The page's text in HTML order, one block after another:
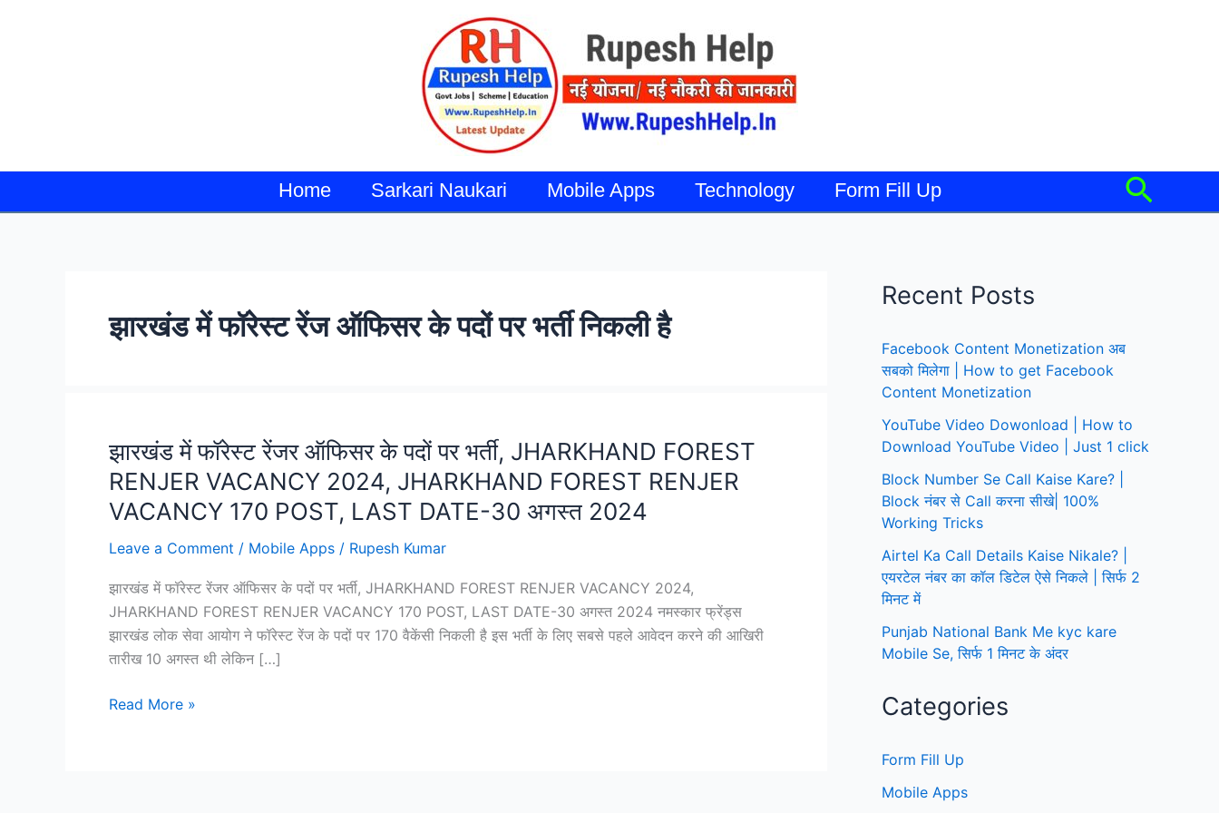
Home Sarkari Naukari Mobile Apps Technology Form Fill Up
झारखंड में फॉरेस्ट रेंज ऑफिसर के पदों पर भर्ती निकली है
झारखंड में फॉरेस्ट रेंजर ऑफिसर के पदों पर भर्ती, JHARKHAND FOREST
RENJER VACANCY 2024, JHARKHAND FOREST RENJER
VACANCY 170 POST, LAST DATE-30 अगस्त 2024
Leave a Comment / Mobile Apps / Rupesh Kumar
झारखंड में फॉरेस्ट रेंजर ऑफिसर के पदों पर भर्ती, JHARKHAND FOREST RENJER VACANCY 2024,
JHARKHAND FOREST RENJER VACANCY 170 POST, LAST DATE-30 अगस्त 2024 नमस्कार फ्रेंड्स
झारखंड लोक सेवा आयोग ने फॉरेस्ट रेंज के पदों पर 170 वैकेंसी निकली है इस भर्ती के लिए सबसे पहले आवेदन करने की आखिरी
तारीख 10 अगस्त थी लेकिन […]
झारखंड
Read More »
Recent Posts
Facebook Content Monetization अब
सबको मिलेगा | How to get Facebook
Content Monetization
YouTube Video Dowonload | How to
Download YouTube Video | Just 1 click
Block Number Se Call Kaise Kare? |
Block नंबर से Call करना सीखे| 100%
Working Tricks
Airtel Ka Call Details Kaise Nikale? |
एयरटेल नंबर का कॉल डिटेल ऐसे निकले | सिर्फ 2
मिनट में
Punjab National Bank Me kyc kare
Mobile Se, सिर्फ 1 मिनट के अंदर
Categories
Form Fill Up
Mobile Apps